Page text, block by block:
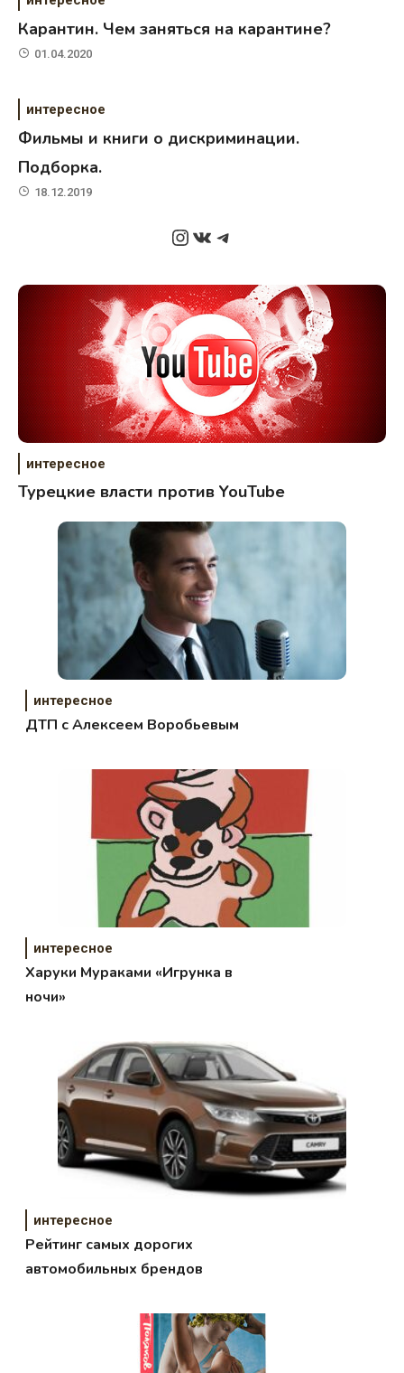
Карантин. Чем заняться на карантине?
01.04.2020
интересное
Фильмы и книги о дискриминации.
Подборка.
18.12.2019
Instagram
ВКонтакте
Telegram
интересное
Турецкие власти против YouTube
интересное
ДТП с Алексеем Воробьевым
интересное
Харуки Мураками «Игрунка в
ночи»
интересное
Рейтинг самых дорогих
автомобильных брендов